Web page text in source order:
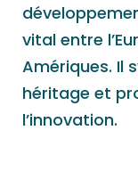
vital entre
Amériques. Il
héritage et
l’innovation.